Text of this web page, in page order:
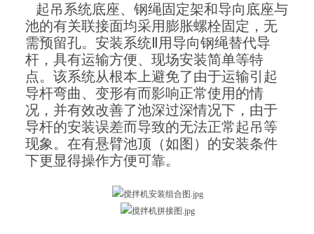
起吊系统底座、钢绳固定架和导向底座与
池的有关联接面均采用膨胀螺栓固定，无
需预留孔。安装系统Ⅱ用导向钢绳替代导
杆，具有运输方便、现场安装简单等特
点。该系统从根本上避免了由于运输引起
导杆弯曲、变形有而影响正常使用的情
况，并有效改善了池深过深情况下，由于
导杆的安装误差而导致的无法正常起吊等
现象。在有悬臂池顶（如图）的安装条件
下更显得操作方便可靠。